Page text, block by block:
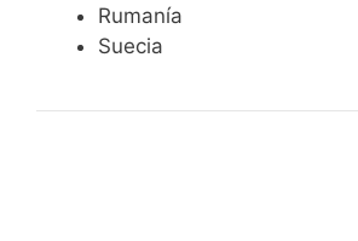
Rumanía
Suecia